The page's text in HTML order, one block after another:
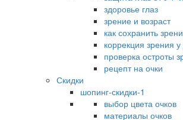
здоровье глаз
зрение и возраст
как сохранить
коррекция зрения у
проверка остроты
рецепт на очки
Скидки
шопинг-скидки-1
выбор цвета очков
материалы очков